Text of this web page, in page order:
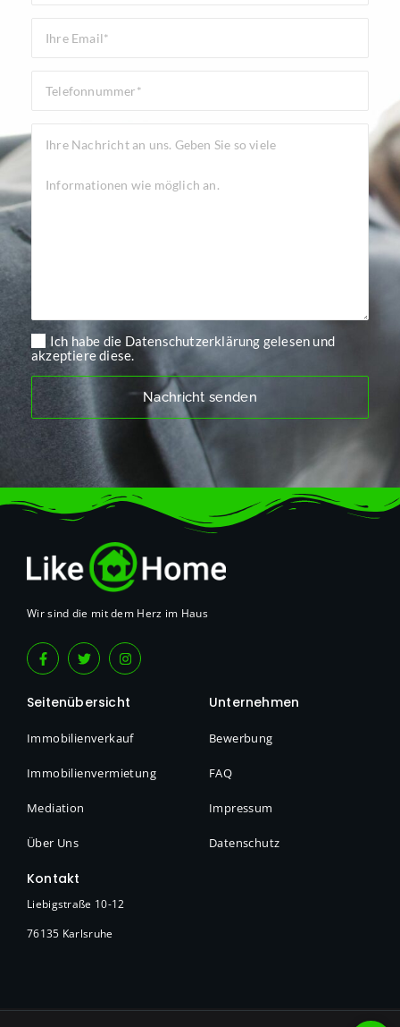
Ich habe die Datenschutzerklärung gelesen und
akzeptiere diese.
Wir sind die mit dem Herz im Haus
Seitenübersicht
Immobilienverkauf
Immobilienvermietung
Mediation
Über Uns
Unternehmen
Bewerbung
FAQ
Impressum
Datenschutz
Kontakt
Liebigstraße 10-12
76135 Karlsruhe